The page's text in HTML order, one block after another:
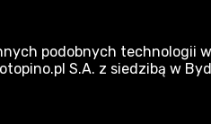
podobnych technologii
S.A. z siedzibą w